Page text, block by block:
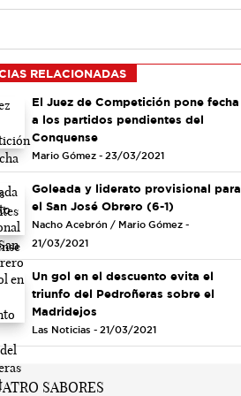
RELACIONADAS
El Juez de Competición pone fecha
a los partidos pendientes del
Conquense
Mario Gómez - 23/03/2021
Goleada y liderato provisional para
el San José Obrero (6-1)
Nacho Acebrón / Mario Gómez -
21/03/2021
Un gol en el descuento evita el
triunfo del Pedroñeras sobre el
Madridejos
Las Noticias - 21/03/2021